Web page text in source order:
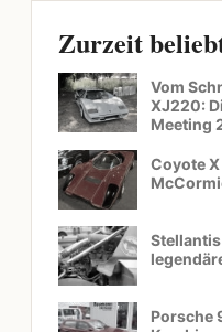
Zurzeit
Vom
XJ220:
Meeting
Coyote
Porsche